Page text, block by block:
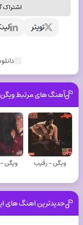
اشتراک
تویتر
آهنگ های مرتبط ویگن
ویگن - رقیب ویگن
جدیدترین اهنگ های